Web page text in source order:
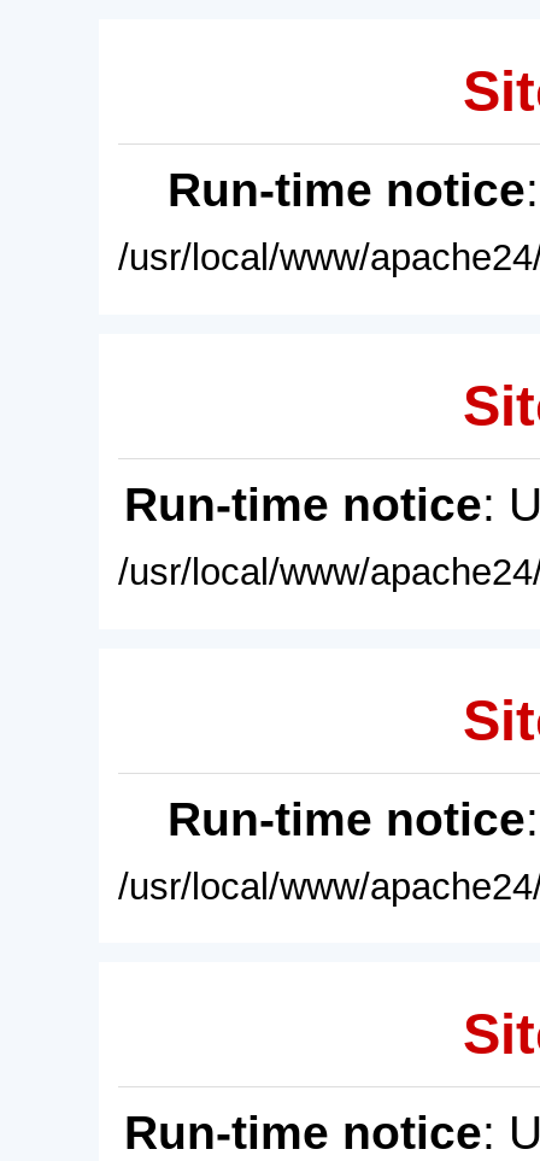
Run-time notice
/usr/local/www/
Run-time notice:
/usr/local/www/
Run-time notice
/usr/local/www/
Run-time notice: